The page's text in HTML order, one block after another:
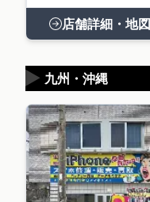
店舗詳細・地図
九州・沖縄
▶